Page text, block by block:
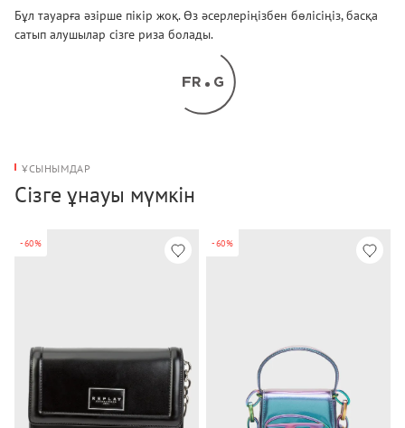
Бұл тауарға әзірше пікір жоқ. Өз әсерлеріңізбен бөлісіңіз, басқа
сатып алушылар сізге риза болады.
ҰСЫНЫМДАР
Сізге ұнауы мүмкін
-60% -60%